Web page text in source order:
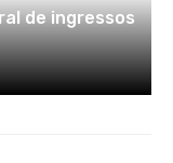
de ingressos